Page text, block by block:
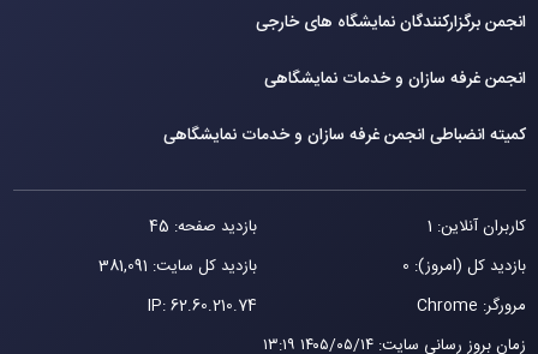
انجمن برگزارکنندگان نمایشگاه های خارجی
انجمن غرفه سازان و خدمات نمایشگاهی
کمیته انضباطی انجمن غرفه سازان و خدمات نمایشگاهی
کاربران آنلاین: 1
بازدید صفحه: 45
بازدید کل (امروز): 0
بازدید کل سایت: 381,091
مرورگر: Chrome
IP:62.60.210.74
زمان بروز رسانی سایت:۱۴۰۵/۰۵/۱۴ ۱۳:۱۹